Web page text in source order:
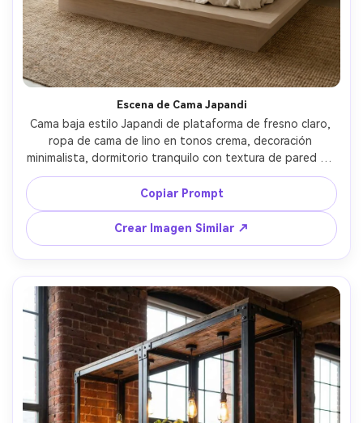
Escena de Cama Japandi
Cama baja estilo Japandi de plataforma de fresno claro,
ropa de cama de lino en tonos crema, decoración
minimalista, dormitorio tranquilo con textura de pared de
yeso, suave luz matutina de ventana, tomada con Canon
EOS R6, 24mm, f/5.6, composición amplia de interior,
fotorrealista, ambiente sereno, gradación de color neutro
y limpio --ar 4:5
Copiar Prompt
Crear Imagen Similar ↗